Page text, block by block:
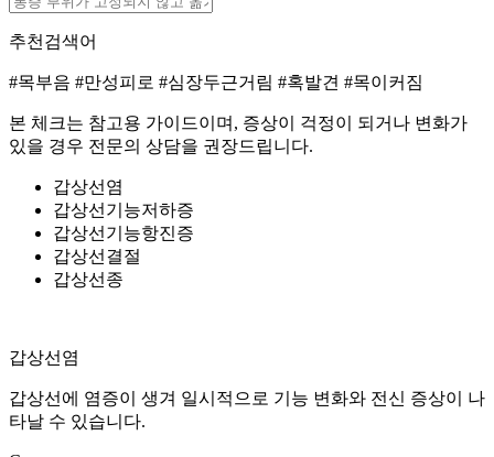
추천검색어
#목부음 #만성피로 #심장두근거림 #혹발견 #목이커짐
본 체크는 참고용 가이드이며, 증상이 걱정이 되거나 변화가
있을 경우 전문의 상담을 권장드립니다.
갑상선염
갑상선기능저하증
갑상선기능항진증
갑상선결절
갑상선종
갑상선염
갑상선에 염증이 생겨 일시적으로 기능 변화와 전신 증상이 나
타날 수 있습니다.